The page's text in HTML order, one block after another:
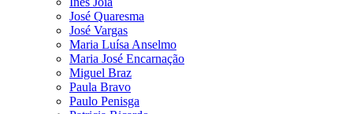
José Quaresma
José Vargas
Maria Luísa Anselmo
Maria José Encarnação
Miguel Braz
Paula Bravo
Paulo Penisga